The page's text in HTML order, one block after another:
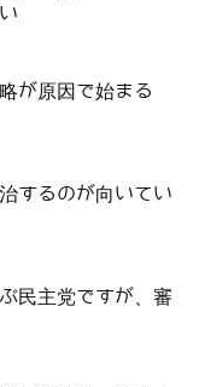
が原因で始まる
するのが向いてい
民主党ですが、審